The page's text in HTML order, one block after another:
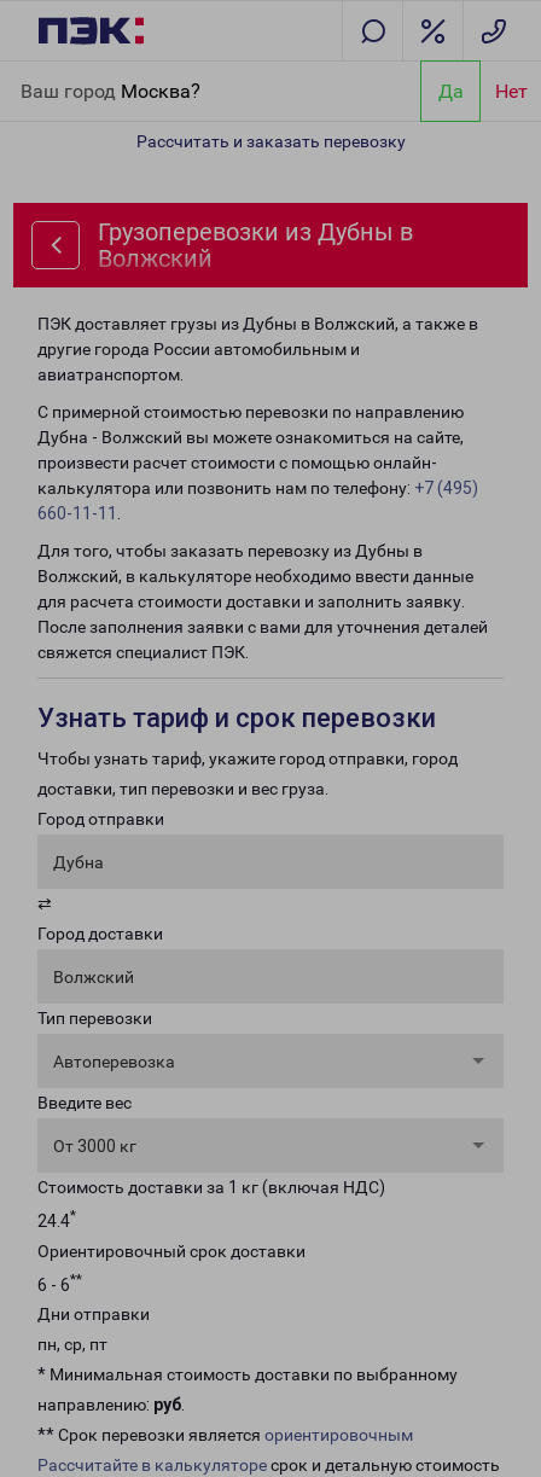
Ваш город Москва? Да Нет
Рассчитать и заказать перевозку
Грузоперевозки из Дубны в
Волжский
ПЭК доставляет грузы из Дубны в Волжский, а также в
другие города России автомобильным и
авиатранспортом.
С примерной стоимостью перевозки по направлению
Дубна - Волжский вы можете ознакомиться на сайте,
произвести расчет стоимости с помощью онлайн-
калькулятора или позвонить нам по телефону: +7 (495)
660-11-11
Для того, чтобы заказать перевозку из Дубны в
Волжский, в калькуляторе необходимо ввести данные
для расчета стоимости доставки и заполнить заявку.
После заполнения заявки с вами для уточнения деталей
свяжется специалист ПЭК.
Узнать тариф и срок перевозки
Чтобы узнать тариф, укажите город отправки, город
доставки, тип перевозки и вес груза.
Город отправки
Дубна
⇄
Город доставки
Волжский
Тип перевозки
Автоперевозка
Введите вес
От 3000 кг
Стоимость доставки за 1 кг (включая НДС)
24.4*
Ориентировочный срок доставки
6 - 6**
Дни отправки
пн, ср, пт
* Минимальная стоимость доставки по выбранному
направлению: руб.
** Срок перевозки является ориентировочным
Рассчитайте в калькуляторесрок и детальную стоимость